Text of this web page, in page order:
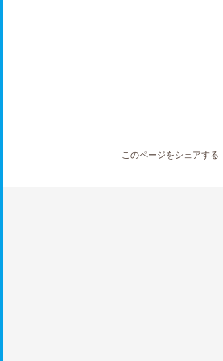
このページをシェアする